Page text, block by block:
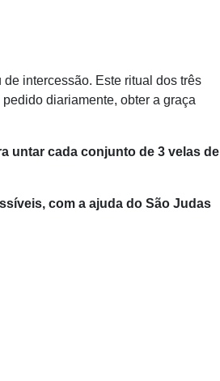
intercessão. Este ritual dos três
diariamente, obter a graça
untar cada conjunto de 3 velas de
com a ajuda do São Judas